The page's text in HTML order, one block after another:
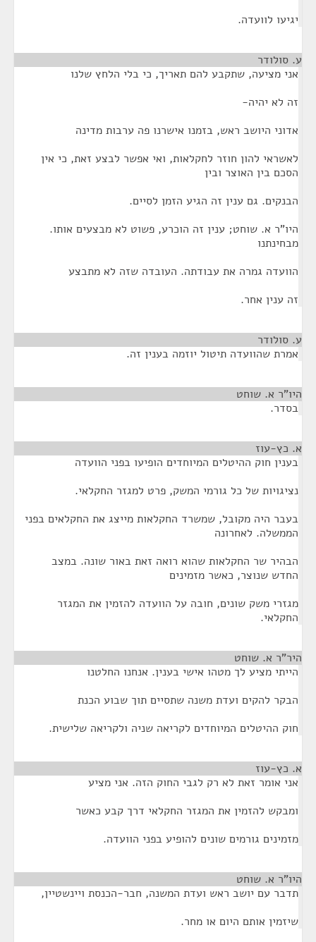
יגיעו לוועדה.
ע. סולודר
אני מציעה, שתקבע להם תאריך, כי בלי הלחץ שלנו
זה לא יהיה-
אדוני היושב ראש, בזמנו אישרנו פה ערבות מדינה
לאשראי להון חוזר לחקלאות, ואי אפשר לבצע זאת, כי אין
הסכם בין האוצר ובין
הבנקים. גם ענין זה הגיע הזמן לסיים.
היו"ר א. שוחט; ענין זה הוכרע, פשוט לא מבצעים אותו.
מבחינתנו
הוועדה גמרה את עבודתה. העובדה שזה לא מתבצע
זה ענין אחר.
ע. סולודר
אמרת שהוועדה תיטול יוזמה בענין זה.
היו"ר א. שוחט
בסדר.
א. כץ-עוז
בענין חוק ההיטלים המיוחדים הופיעו בפני הוועדה
נציגויות של כל גורמי המשק, פרט למגזר החקלאי.
בעבר היה מקובל, שמשרד החקלאות מייצג את החקלאים בפני
הממשלה. לאחרונה
הבהיר שר החקלאות שהוא רואה זאת באור שונה. במצב
החדש שנוצר, כאשר מזמינים
מגזרי משק שונים, חובה על הוועדה להזמין את המגזר
החקלאי.
היר"ר א. שוחט
הייתי מציע לך מטהו אישי בענין. אנחנו החלטנו
הבקר להקים ועדת משנה שתסיים תוך שבוע הכנת
חוק ההיטלים המיוחדים לקריאה שניה ולקריאה שלישית.
א. כץ-עוז
אני אומר זאת לא רק לגבי החוק הזה. אני מציע
ומבקש להזמין את המגזר החקלאי דרך קבע כאשר
מזמינים גורמים שונים להופיע בפני הוועדה.
היו"ר א. שוחט
תדבר עם יושב ראש ועדת המשנה, חבר-הכנסת ויינשטיין,
שיזמין אותם היום או מחר.